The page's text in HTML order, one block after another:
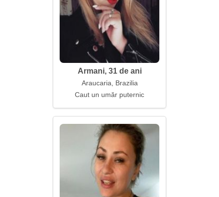
Armani, 31 de ani
Araucaria, Brazilia
Caut un umăr puternic